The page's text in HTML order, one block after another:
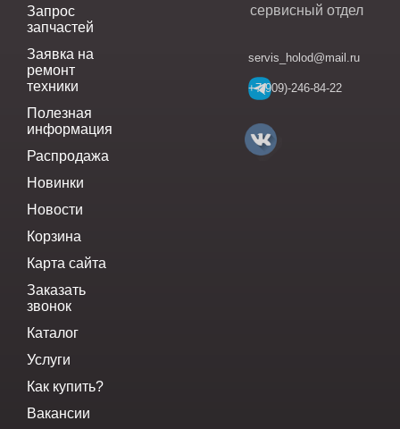
Запрос
запчастей
Заявка на
ремонт
техники
Полезная
информация
Распродажа
Новинки
Новости
Корзина
Карта сайта
Заказать
звонок
Каталог
Услуги
Как купить?
Вакансии
сервисный отдел
servis_holod@mail.ru
+7(909)-246-84-22